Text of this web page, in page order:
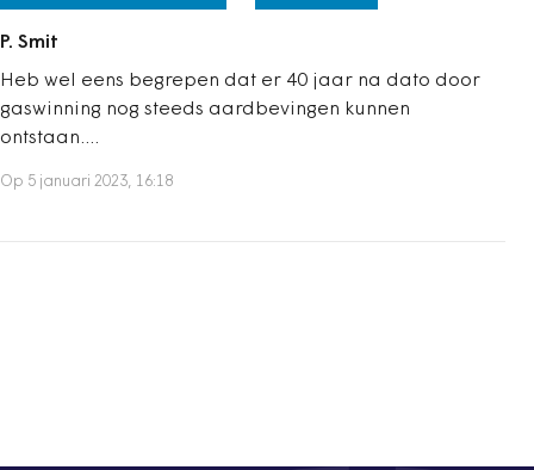
P. Smit
Heb wel eens begrepen dat er 40 jaar na dato door
gaswinning nog steeds aardbevingen kunnen
ontstaan....
Op 5 januari 2023, 16:18